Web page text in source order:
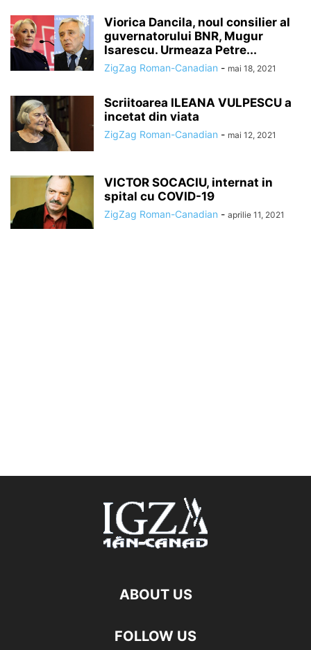
Viorica Dancila, noul consilier al
guvernatorului BNR, Mugur
Isarescu. Urmeaza Petre...
ZigZag Roman-Canadian - mai 18, 2021
Scriitoarea ILEANA VULPESCU a
incetat din viata
ZigZag Roman-Canadian - mai 12, 2021
VICTOR SOCACIU, internat in
spital cu COVID-19
ZigZag Roman-Canadian - aprilie 11, 2021
ABOUT US
FOLLOW US